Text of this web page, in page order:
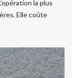
la plus
Elle coûte